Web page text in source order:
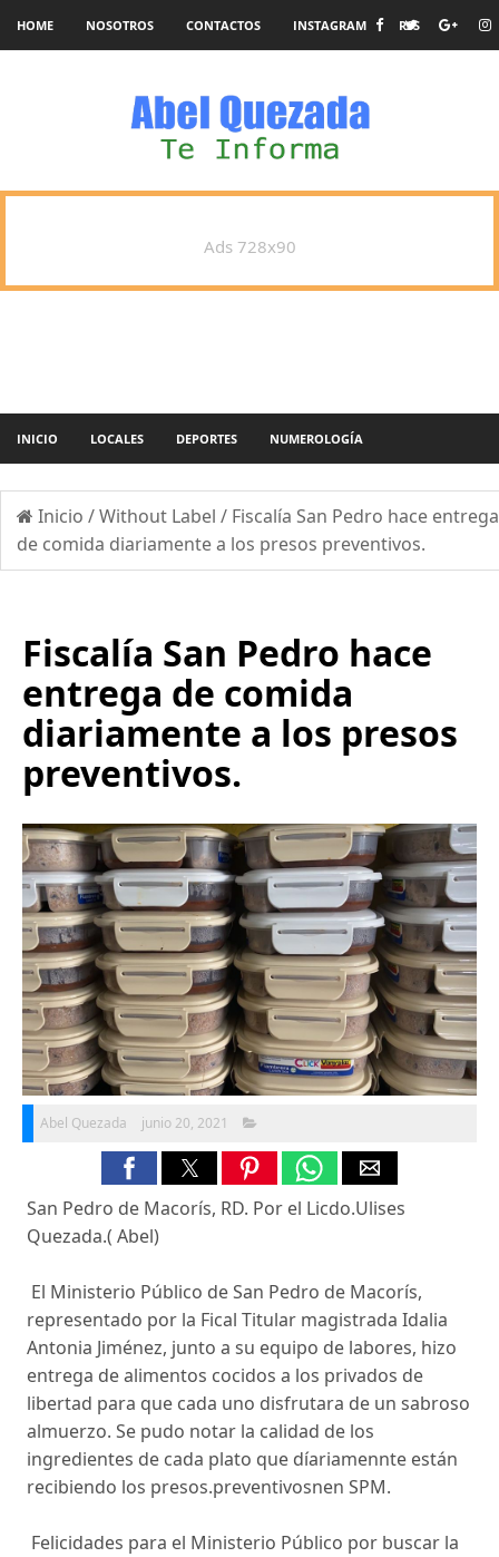
HOME NOSOTROS CONTACTOS INSTAGRAM RSS
Ads 728x90
INICIO LOCALES DEPORTES NUMEROLOGÍA
Inicio /Without Label / Fiscalía San Pedro hace entrega
de comida diariamente a los presos preventivos.
Fiscalía San Pedro hace
entrega de comida
diariamente a los presos
preventivos.
Abel Quezada junio 20, 2021
San Pedro de Macorís, RD. Por el Licdo.Ulises
Quezada.( Abel)
El Ministerio Público de San Pedro de Macorís,
representado por la Fical Titular magistrada Idalia
Antonia Jiménez, junto a su equipo de labores, hizo
entrega de alimentos cocidos a los privados de
libertad para que cada uno disfrutara de un sabroso
almuerzo. Se pudo notar la calidad de los
ingredientes de cada plato que díariamennte están
recibiendo los presos.preventivosnen SPM.
Felicidades para el Ministerio Público por buscar la